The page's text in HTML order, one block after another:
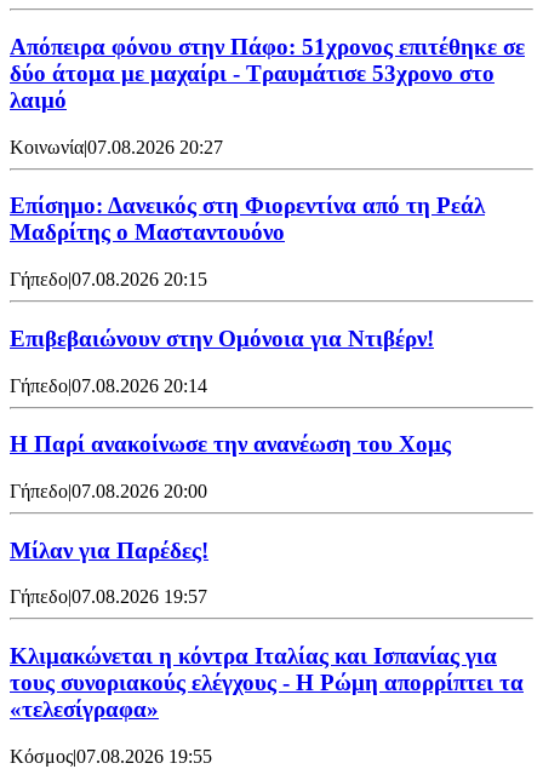
Απόπειρα φόνου στην Πάφο: 51χρονος επιτέθηκε σε
δύο άτομα με μαχαίρι - Τραυμάτισε 53χρονο στο
λαιμό
Κοινωνία|07.08.2026 20:27
Επίσημο: Δανεικός στη Φιορεντίνα από τη Ρεάλ
Μαδρίτης ο Μασταντουόνο
Γήπεδο|07.08.2026 20:15
Επιβεβαιώνουν στην Ομόνοια για Ντιβέρν!
Γήπεδο|07.08.2026 20:14
Η Παρί ανακοίνωσε την ανανέωση του Χομς
Γήπεδο|07.08.2026 20:00
Μίλαν για Παρέδες!
Γήπεδο|07.08.2026 19:57
Κλιμακώνεται η κόντρα Ιταλίας και Ισπανίας για
τους συνοριακούς ελέγχους - Η Ρώμη απορρίπτει τα
«τελεσίγραφα»
Κόσμος|07.08.2026 19:55